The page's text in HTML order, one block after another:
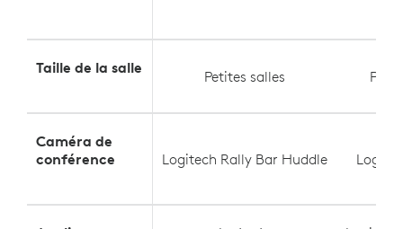
Taille de la salle Petites salles
Caméra de
conférence
Logitech Rally Bar Huddle